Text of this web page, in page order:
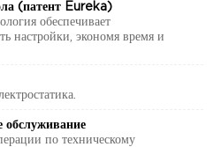
(патент Eureka)
обеспечивает
настройки, экономя время и
обслуживание
по техническому